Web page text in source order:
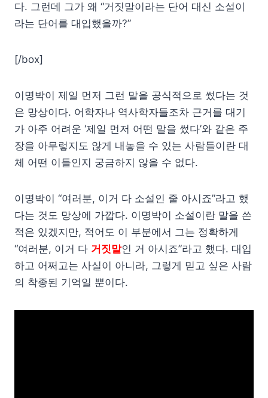
다. 그런데 그가 왜 “거짓말이라는 단어 대신 소설이
라는 단어를 대입했을까?”
[/box]
이명박이 제일 먼저 그런 말을 공식적으로 썼다는 것
은 망상이다. 어학자나 역사학자들조차 근거를 대기
가 아주 어려운 ‘제일 먼저 어떤 말을 썼다’와 같은 주
장을 아무렇지도 않게 내놓을 수 있는 사람들이란 대
체 어떤 이들인지 궁금하지 않을 수 없다.
이명박이 “여러분, 이거 다 소설인 줄 아시죠”라고 했
다는 것도 망상에 가깝다. 이명박이 소설이란 말을 쓴
적은 있겠지만, 적어도 이 부분에서 그는 정확하게
“여러분, 이거 다 거짓말인 거 아시죠”라고 했다. 대입
하고 어쩌고는 사실이 아니라, 그렇게 믿고 싶은 사람
의 착종된 기억일 뿐이다.